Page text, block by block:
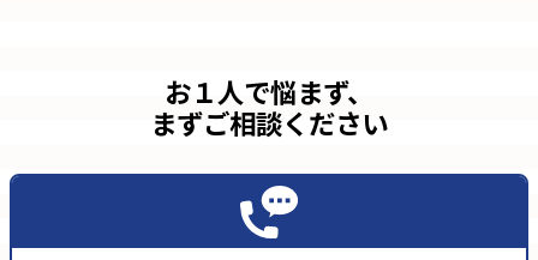
お１人で悩まず、
まずご相談ください